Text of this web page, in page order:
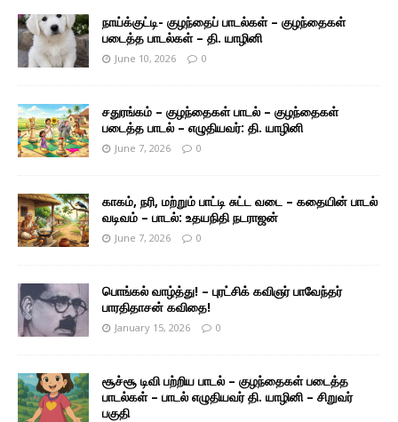
நாய்க்குட்டி- குழந்தைப் பாடல்கள் – குழந்தைகள்
படைத்த பாடல்கள் – தி. யாழினி
June 10, 2026 0
சதுரங்கம் – குழந்தைகள் பாடல் – குழந்தைகள்
படைத்த பாடல் – எழுதியவர்: தி. யாழினி
June 7, 2026 0
காகம், நரி, மற்றும் பாட்டி சுட்ட வடை – கதையின் பாடல்
வடிவம் – பாடல்: உதயநிதி நடராஜன்
June 7, 2026 0
பொங்கல் வாழ்த்து! – புரட்சிக் கவிஞர் பாவேந்தர்
பாரதிதாசன் கவிதை!
January 15, 2026 0
சூச்சூ டிவி பற்றிய பாடல் – குழந்தைகள் படைத்த
பாடல்கள் – பாடல் எழுதியவர் தி. யாழினி – சிறுவர்
பகுதி